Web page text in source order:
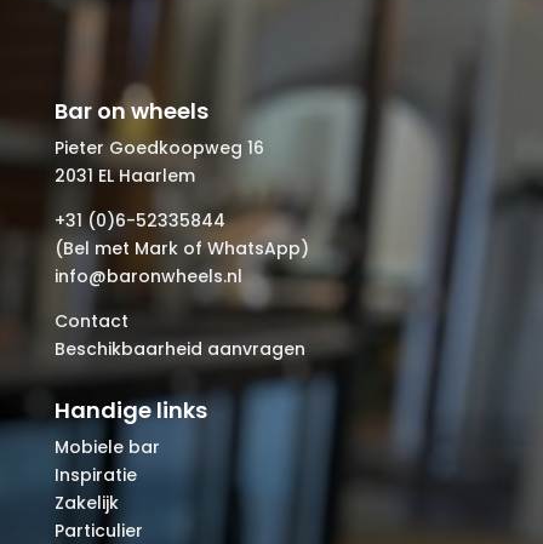
Bar on wheels
Pieter Goedkoopweg 16
2031 EL Haarlem
+31 (0)6-52335844
(Bel met Mark of WhatsApp)
info@baronwheels.nl
Contact
Beschikbaarheid aanvragen
Handige links
Mobiele bar
Inspiratie
Zakelijk
Particulier